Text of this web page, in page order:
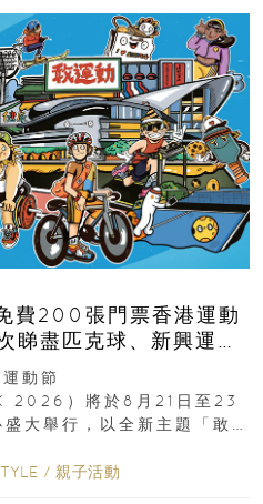
200張門票香港運動
睇盡匹克球、新興運
品牌展覽
動節
2026）將於8月21日至23
大舉行，以全新主題「敢
/ 親子活動